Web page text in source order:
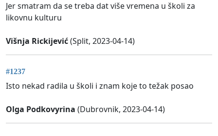
Jer smatram da se treba dat više vremena u školi za
likovnu kulturu
Višnja Rickijević(Split, 2023-04-14)
#1237
Isto nekad radila u školi i znam koje to težak posao
Olga Podkovyrina (Dubrovnik, 2023-04-14)